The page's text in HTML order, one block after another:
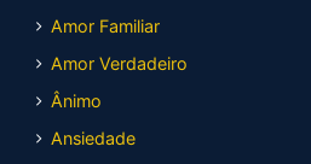
Amor Familiar
Amor Verdadeiro
Ânimo
Ansiedade